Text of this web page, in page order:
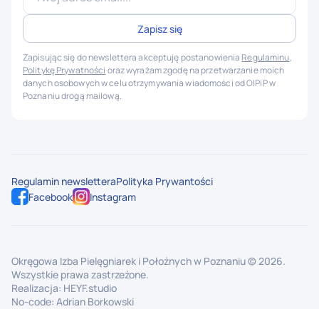
Zapisując się do newslettera akceptuję postanowienia Regulaminu,
Politykę Prywatności oraz wyrażam zgodę na przetwarzanie moich
danych osobowych w celu otrzymywania wiadomości od OIPiP w
Poznaniu drogą mailową.
Facebook Instagram
Regulamin newsletteraPolityka Prywantości
Okręgowa Izba Pielęgniarek i Położnych w Poznaniu © 2026.
Wszystkie prawa zastrzeżone.
Realizacja: HEYF.studio
No-code: Adrian Borkowski